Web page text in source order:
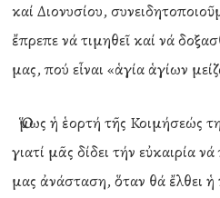
καί Διονυσίου,
ἔπρεπε νά τιμηθεῖ καί νά
μας, πού εἶναι «ἁγία ἁγίων
Ὅμως ἡ ἑορτή τῆς Κοιμήσεώς
γιατί μᾶς δίδει τήν εὐκαιρία
μας ἀνάσταση, ὅταν θά ἔλθει